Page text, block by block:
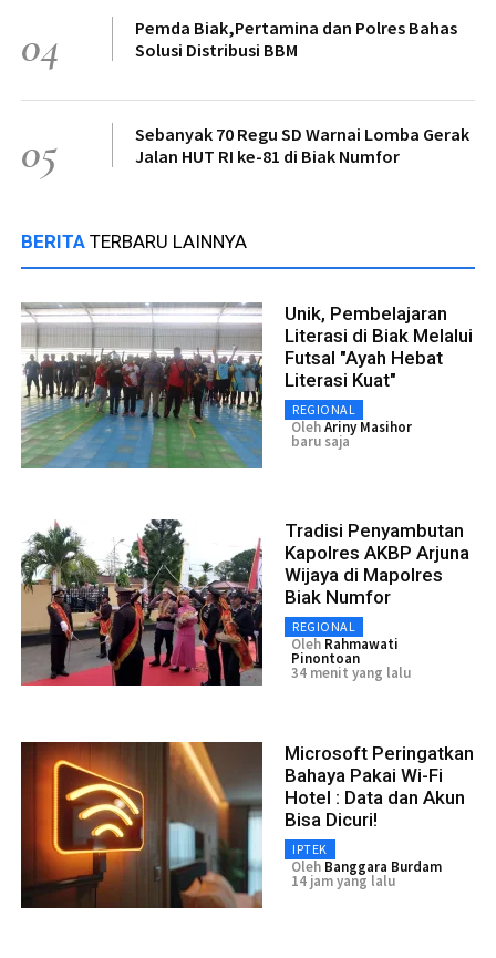
04
Pemda Biak,Pertamina dan Polres Bahas
Solusi Distribusi BBM
05
Sebanyak 70 Regu SD Warnai Lomba Gerak
Jalan HUT RI ke-81 di Biak Numfor
BERITA TERBARU LAINNYA
Unik, Pembelajaran
Literasi di Biak Melalui
Futsal "Ayah Hebat
Literasi Kuat"
REGIONAL
OlehAriny Masihor
baru saja
Tradisi Penyambutan
Kapolres AKBP Arjuna
Wijaya di Mapolres
Biak Numfor
REGIONAL
Oleh Rahmawati
Pinontoan
34 menit yang lalu
Microsoft Peringatkan
Bahaya Pakai Wi-Fi
Hotel : Data dan Akun
Bisa Dicuri!
IPTEK
Oleh Banggara Burdam
14 jam yang lalu